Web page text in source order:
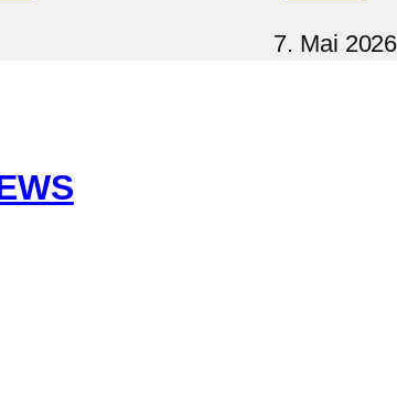
7. Mai 2026